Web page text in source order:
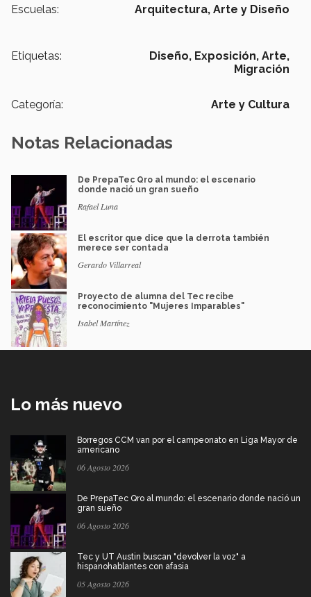
Escuelas: Arquitectura, Arte y Diseño
Etiquetas: Diseño, Exposición, Arte,
Migración
Categoría: Arte y Cultura
Notas Relacionadas
De PrepaTec Qro al mundo: el escenario
donde nació un gran sueño
Rafael Luna
El escritor que dice que la derrota también
merece ser contada
Gerardo Villarreal
Proyecto de alumna del Tec recibe
reconocimiento "Mujeres Imparables"
Isabel Martínez
Lo más nuevo
Borregos CCM van por el campeonato en Liga Mayor de
americano
06 Agosto 2026
De PrepaTec Qro al mundo: el escenario donde nació un
gran sueño
06 Agosto 2026
Tec y UT Austin buscan "devolver la voz" a
hispanohablantes con afasia
05 Agosto 2026